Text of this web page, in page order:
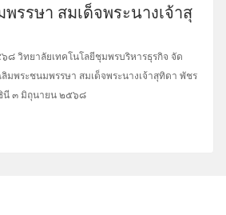
รรษา สมเด็จพระนางเจ้าสุ
วิทยาลัยเทคโนโลยีชุมพรบริหารธุรกิจ จัด
มพระชนมพรรษา สมเด็จพระนางเจ้าสุทิดา พัชร
นี ๓ มิถุนายน ๒๕๖๘